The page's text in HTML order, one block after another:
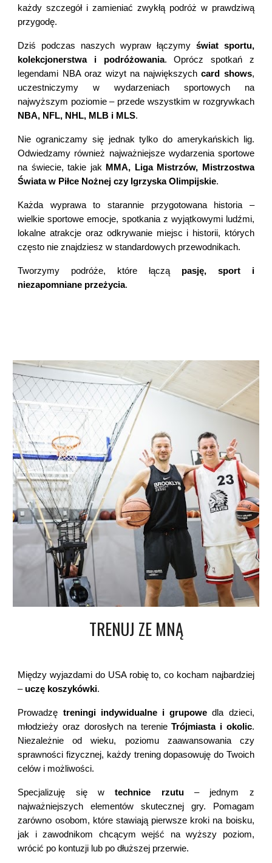
każdy szczegół i zamieniać zwykłą podróż w prawdziwą
przygodę.
Dziś podczas naszych wypraw łączymy świat sportu,
kolekcjonerstwa i podróżowania. Oprócz spotkań z
legendami NBA oraz wizyt na największychcard shows,
uczestniczymy w wydarzeniach sportowych na
najwyższym poziomie – przede wszystkim w rozgrywkach
NBA, NFL, NHL, MLB i MLS.
Nie ograniczamy się jednak tylko do amerykańskich lig.
Odwiedzamy również najważniejsze wydarzenia sportowe
na świecie, takie jak MMA, Liga Mistrzów, Mistrzostwa
Świata w Piłce Nożnej czy Igrzyska Olimpijskie.
Każda wyprawa to starannie przygotowana historia –
wielkie sportowe emocje, spotkania z wyjątkowymi ludźmi,
lokalne atrakcje oraz odkrywanie miejsc i historii, których
często nie znajdziesz w standardowych przewodnikach.
Tworzymy podróże, które łączą pasję, sport i
niezapomniane przeżycia.
TRENUJ ZE MNĄ
Między wyjazdami do USA robię to, co kocham najbardziej
– uczę koszykówki.
Prowadzę treningi indywidualne i grupowe dla dzieci,
młodzieży oraz dorosłych na terenieTrójmiasta i okolic.
Niezależnie od wieku, poziomu zaawansowania czy
sprawności fizycznej, każdy trening dopasowuję do Twoich
celów i możliwości.
Specjalizuję się wtechnice rzutu– jednym z
najważniejszych elementów skutecznej gry. Pomagam
zarówno osobom, które stawiają pierwsze kroki na boisku,
jak i zawodnikom chcącym wejść na wyższy poziom,
wrócić po kontuzji lub po dłuższej przerwie.